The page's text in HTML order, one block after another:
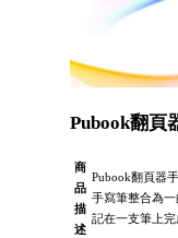
Pubook翻頁
商
品
描
述
Pubook翻頁器
手寫筆整合為
記在一支筆上